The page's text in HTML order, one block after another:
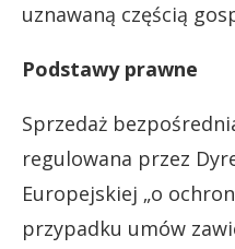
uznawaną częścią
Podstawy prawne
Sprzedaż
regulowana przez
Europejskiej „o
przypadku umów